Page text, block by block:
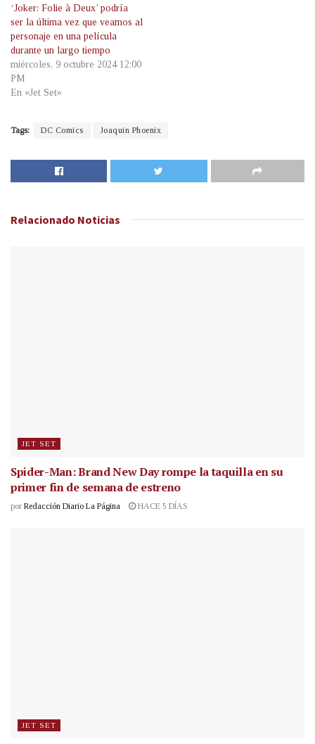
‘Joker: Folie à Deux’ podría
ser la última vez que veamos al
personaje en una película
durante un largo tiempo
miércoles, 9 octubre 2024 12:00
PM
En «Jet Set»
Tags: DC Comics Joaquin Phoenix
Relacionado Noticias
JET SET
Spider-Man: Brand New Day rompe la taquilla en su
primer fin de semana de estreno
por Redacción Diario La Página HACE 5 DÍAS
JET SET